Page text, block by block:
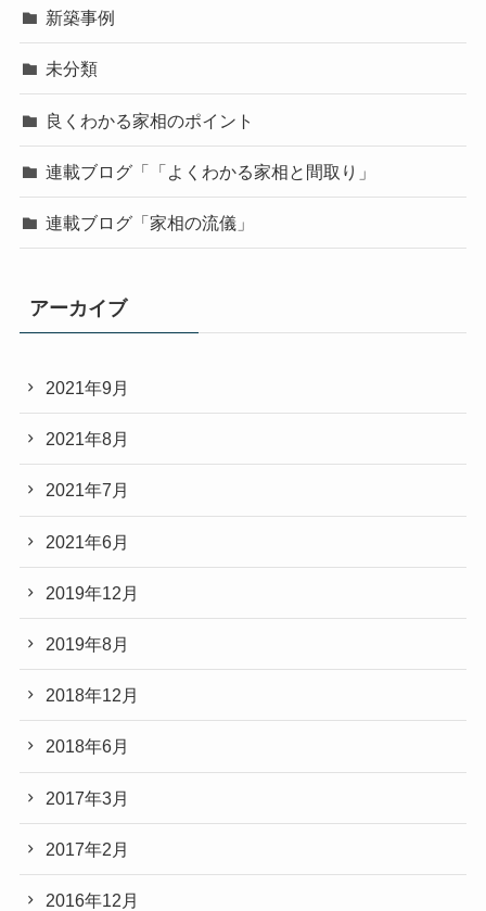
新築事例
未分類
良くわかる家相のポイント
連載ブログ「「よくわかる家相と間取り」
連載ブログ「家相の流儀」
アーカイブ
2021年9月
2021年8月
2021年7月
2021年6月
2019年12月
2019年8月
2018年12月
2018年6月
2017年3月
2017年2月
2016年12月